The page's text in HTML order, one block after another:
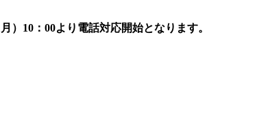
）10：00より電話対応開始となります。